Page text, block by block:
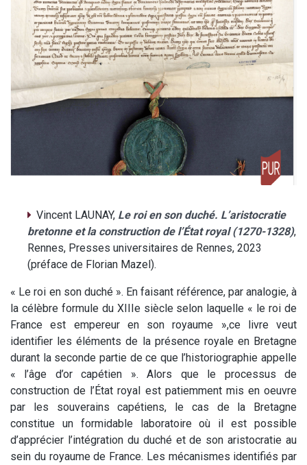
Vincent LAUNAY, Le roi en son duché. L’aristocratie
bretonne et la construction de l’État royal (1270-1328),
Rennes, Presses universitaires de Rennes, 2023
(préface de Florian Mazel).
« Le roi en son duché ». En faisant référence, par analogie, à
la célèbre formule du XIIIe siècle selon laquelle « le roi de
France est empereur en son royaume »,ce livre veut
identifier les éléments de la présence royale en Bretagne
durant la seconde partie de ce que l’historiographie appelle
« l’âge d’or capétien ». Alors que le processus de
construction de l’État royal est patiemment mis en oeuvre
par les souverains capétiens, le cas de la Bretagne
constitue un formidable laboratoire où il est possible
d’apprécier l’intégration du duché et de son aristocratie au
sein du royaume de France. Les mécanismes identifiés par